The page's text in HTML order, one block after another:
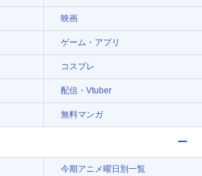
映画
ゲーム・アプリ
コスプレ
配信・Vtuber
無料マンガ
今期アニメ曜日別一覧